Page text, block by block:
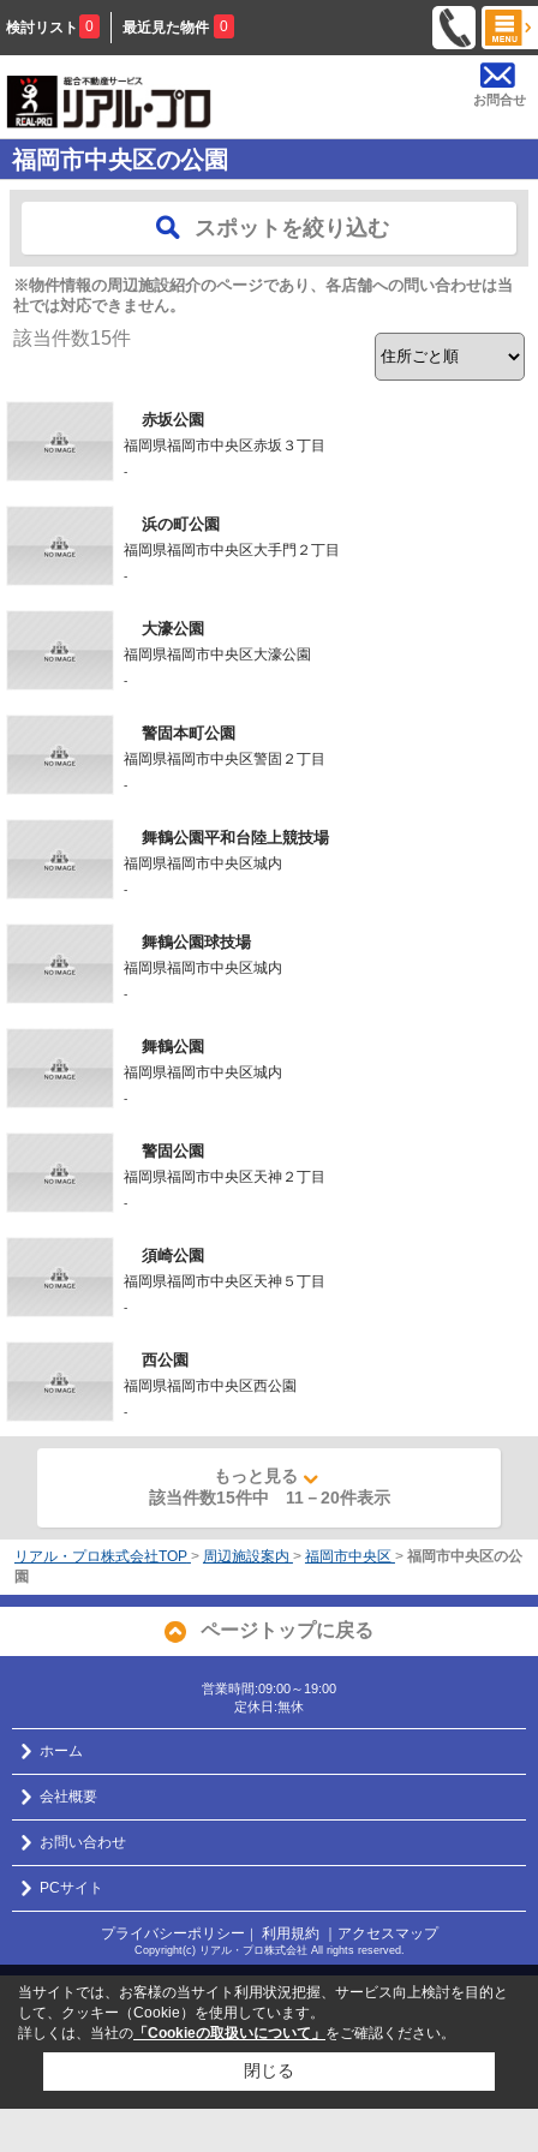
検討リスト 0 最近見た物件 0
お問合せ
福岡市中央区の公園
スポットを絞り込む
※物件情報の周辺施設紹介のページであり、各店舗への問い合わせは当
社では対応できません。
該当件数15件
赤坂公園
福岡県福岡市中央区赤坂３丁目
-
浜の町公園
福岡県福岡市中央区大手門２丁目
-
大濠公園
福岡県福岡市中央区大濠公園
-
警固本町公園
福岡県福岡市中央区警固２丁目
-
舞鶴公園平和台陸上競技場
福岡県福岡市中央区城内
-
舞鶴公園球技場
福岡県福岡市中央区城内
-
舞鶴公園
福岡県福岡市中央区城内
-
警固公園
福岡県福岡市中央区天神２丁目
-
須崎公園
福岡県福岡市中央区天神５丁目
-
西公園
福岡県福岡市中央区西公園
-
もっと見る
該当件数15件中 11 －20件表示
リアル・プロ株式会社TOP > 周辺施設案内 > 福岡市中央区 > 福岡市中央区の公
園
ページトップに戻る
営業時間:09:00～19:00
定休日:無休
ホーム
会社概要
お問い合わせ
PCサイト
プライバシーポリシー ｜ 利用規約 ｜アクセスマップ
Copyright(c) リアル・プロ株式会社 All rights reserved.
当サイトでは、お客様の当サイト利用状況把握、サービス向上検討を目的と
して、クッキー（Cookie）を使用しています。
詳しくは、当社の 「Cookieの取扱いについて」 をご確認ください。
閉じる